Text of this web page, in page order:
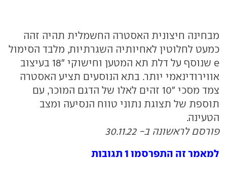
מבחינה חיצונית האסטרה החשמלית תהיה זהה
כמעט לחלוטין לאחיותיה השגרתיות, מלבד הסימול
e שנוסף על דלת תא המטען וחישוקי "18 בעיצוב
אווירודינאמי יותר. בתא הנוסעים תציע האסטרה
צמד מסכי "10 זהים לאלו של הדגם המוכר, עם
תוספת של תצוגת נתוני טווח הנסיעה ומצב
הטעינה.
פורסם לראשונה ב- 30.11.22
למאמר זה התפרסמו 1 תגובות